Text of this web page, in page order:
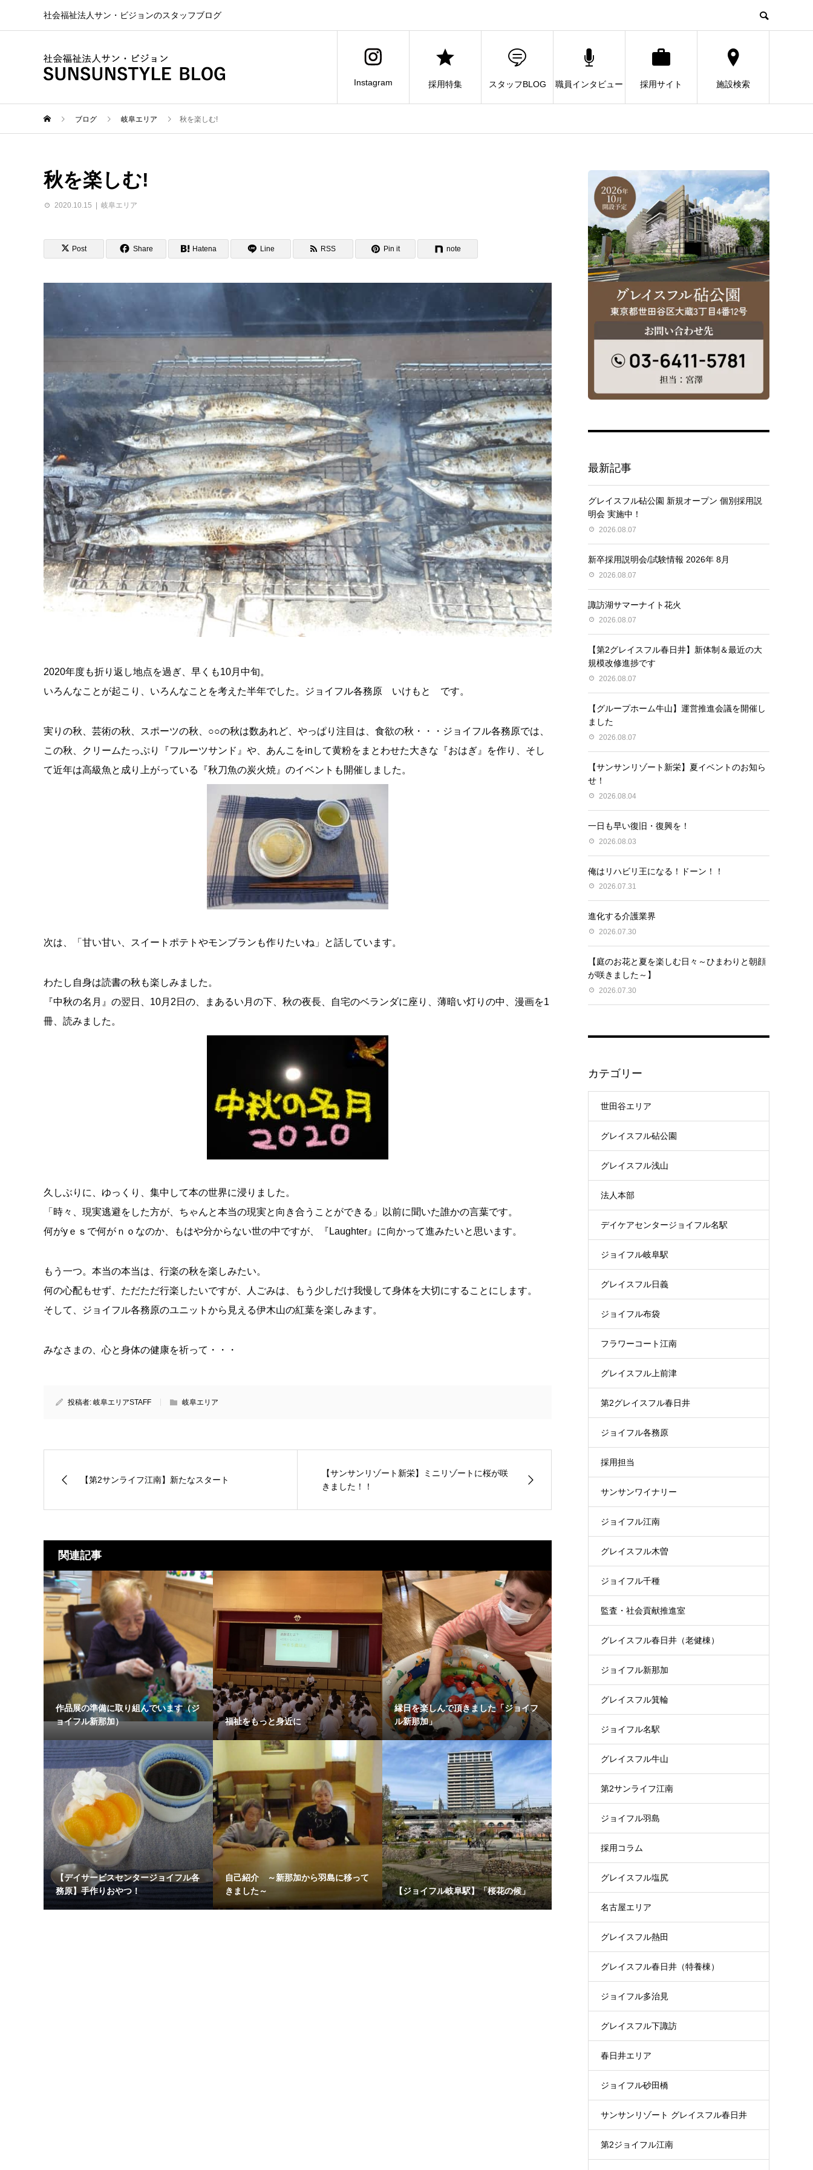
社会福祉法人サン・ビジョンのスタッフブログ
Instagram 採用特集 スタッフBLOG 職員インタビュー 採用サイト 施設検索
ブログ 岐阜エリア 秋を楽しむ!
秋を楽しむ!
2020.10.15 岐阜エリア
Post Share Hatena Line RSS Pin it note
2020年度も折り返し地点を過ぎ、早くも10月中旬。
いろんなことが起こり、いろんなことを考えた半年でした。ジョイフル各務原 いけもと です。
実りの秋、芸術の秋、スポーツの秋、○○の秋は数あれど、やっぱり注目は、食欲の秋・・・ジョイフル各務原では、
この秋、クリームたっぷり『フルーツサンド』や、あんこをinして黄粉をまとわせた大きな『おはぎ』を作り、そし
て近年は高級魚と成り上がっている『秋刀魚の炭火焼』のイベントも開催しました。
次は、「甘い甘い、スイートポテトやモンブランも作りたいね」と話しています。
わたし自身は読書の秋も楽しみました。
『中秋の名月』の翌日、10月2日の、まあるい月の下、秋の夜長、自宅のベランダに座り、薄暗い灯りの中、漫画を1
冊、読みました。
久しぶりに、ゆっくり、集中して本の世界に浸りました。
「時々、現実逃避をした方が、ちゃんと本当の現実と向き合うことができる」以前に聞いた誰かの言葉です。
何がyｅｓで何がｎｏなのか、もはや分からない世の中ですが、『Laughter』に向かって進みたいと思います。
もう一つ。本当の本当は、行楽の秋を楽しみたい。
何の心配もせず、ただただ行楽したいですが、人ごみは、もう少しだけ我慢して身体を大切にすることにします。
そして、ジョイフル各務原のユニットから見える伊木山の紅葉を楽しみます。
みなさまの、心と身体の健康を祈って・・・
投稿者: 岐阜エリアSTAFF 岐阜エリア
【第2サンライフ江南】新たなスタート
【サンサンリゾート新栄】ミニリゾートに桜が咲
きました！！
関連記事
作品展の準備に取り組んでいます（ジ
ョイフル新那加）
福祉をもっと身近に
縁日を楽しんで頂きました「ジョイフ
ル新那加」
【デイサービスセンタージョイフル各
務原】手作りおやつ！
自己紹介 ～新那加から羽島に移って
きました～
【ジョイフル岐阜駅】「桜花の候」
最新記事
グレイスフル砧公園 新規オープン 個別採用説
明会 実施中！
2026.08.07
新卒採用説明会/試験情報 2026年 8月
2026.08.07
諏訪湖サマーナイト花火
2026.08.07
【第2グレイスフル春日井】新体制＆最近の大
規模改修進捗です
2026.08.07
【グループホーム牛山】運営推進会議を開催し
ました
2026.08.07
【サンサンリゾート新栄】夏イベントのお知ら
せ！
2026.08.04
一日も早い復旧・復興を！
2026.08.03
俺はリハビリ王になる！ドーン！！
2026.07.31
進化する介護業界
2026.07.30
【庭のお花と夏を楽しむ日々～ひまわりと朝顔
が咲きました～】
2026.07.30
カテゴリー
世田谷エリア
グレイスフル砧公園
グレイスフル浅山
法人本部
デイケアセンタージョイフル名駅
ジョイフル岐阜駅
グレイスフル日義
ジョイフル布袋
フラワーコート江南
グレイスフル上前津
第2グレイスフル春日井
ジョイフル各務原
採用担当
サンサンワイナリー
ジョイフル江南
グレイスフル木曽
ジョイフル千種
監査・社会貢献推進室
グレイスフル春日井（老健棟）
ジョイフル新那加
グレイスフル箕輪
ジョイフル名駅
グレイスフル牛山
第2サンライフ江南
ジョイフル羽島
採用コラム
グレイスフル塩尻
名古屋エリア
グレイスフル熱田
グレイスフル春日井（特養棟）
ジョイフル多治見
グレイスフル下諏訪
春日井エリア
ジョイフル砂田橋
サンサンリゾート グレイスフル春日井
第2ジョイフル江南